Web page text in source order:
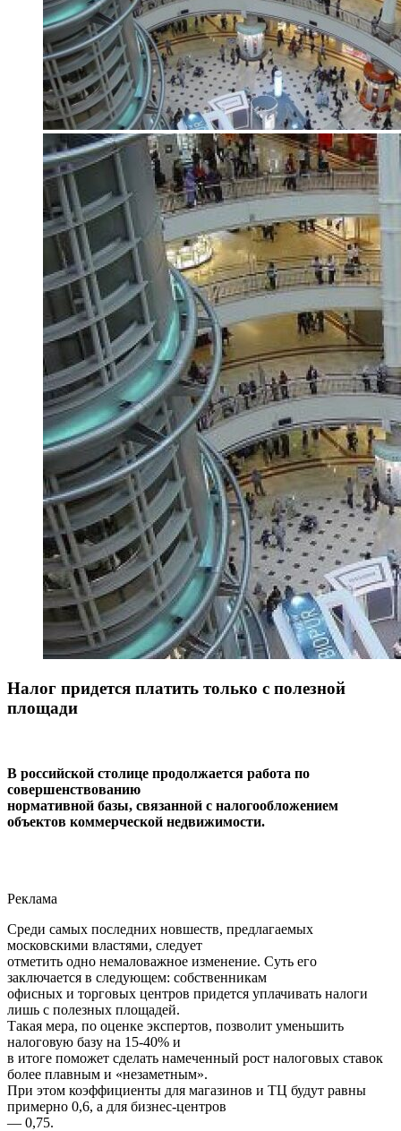
Налог придется платить только с полезной
площади
В российской столице продолжается работа по
совершенствованию
нормативной базы, связанной с налогообложением
объектов коммерческой недвижимости.
Реклама
Среди самых последних новшеств, предлагаемых
московскими властями, следует
отметить одно немаловажное изменение. Суть его
заключается в следующем: собственникам
офисных и торговых центров придется уплачивать налоги
лишь с полезных площадей.
Такая мера, по оценке экспертов, позволит уменьшить
налоговую базу на 15-40% и
в итоге поможет сделать намеченный рост налоговых ставок
более плавным и «незаметным».
При этом коэффициенты для магазинов и ТЦ будут равны
примерно 0,6, а для бизнес-центров
— 0,75.